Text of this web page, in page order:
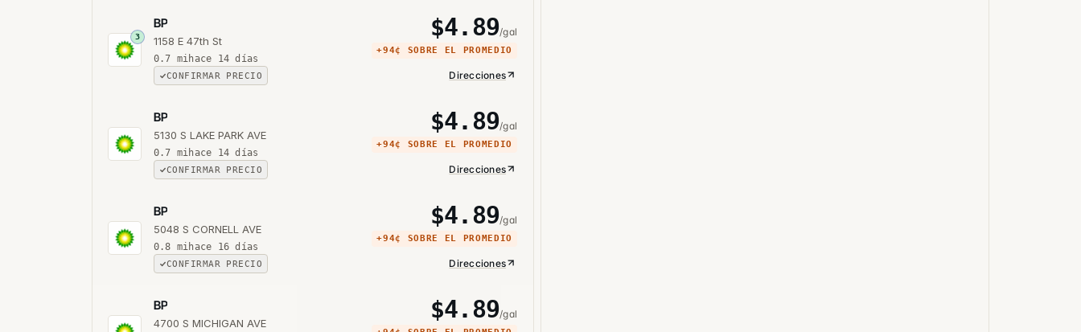
3
BP
1158 E 47th St
0.7 mihace 14 días
CONFIRMAR PRECIO
$4.89/gal
+94¢ SOBRE EL PROMEDIO
Direcciones
BP
5130 S LAKE PARK AVE
0.7 mihace 14 días
CONFIRMAR PRECIO
$4.89/gal
+94¢ SOBRE EL PROMEDIO
Direcciones
BP
5048 S CORNELL AVE
0.8 mihace 16 días
CONFIRMAR PRECIO
$4.89/gal
+94¢ SOBRE EL PROMEDIO
Direcciones
BP
4700 S MICHIGAN AVE $4.89/gal